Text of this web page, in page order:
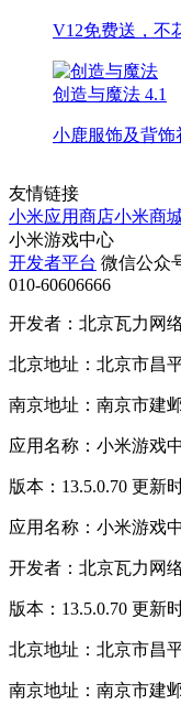
V12免费送，不
创造与魔法 4.1
小鹿服饰及背饰
友情链接
小米应用商店小米商
小米游戏中心
开发者平台 微信公众
010-60606666
开发者：北京瓦力网
北京地址：北京市昌
南京地址：南京市建
应用名称：小米游戏
版本：13.5.0.70 更新
应用名称：小米游戏
开发者：北京瓦力网
版本：13.5.0.70 更新
北京地址：北京市昌
南京地址：南京市建